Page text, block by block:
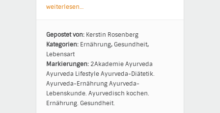
weiterlesen…
Gepostet von: Kerstin Rosenberg
Kategorien: Ernährung, Gesundheit,
Lebensart
Markierungen: 2AkademieAyurveda
Ayurveda LifestyleAyurveda-Diätetik.
Ayurveda-ErnährungAyurveda-
Lebenskunde. Ayurvedisch kochen.
Ernährung. Gesundheit.